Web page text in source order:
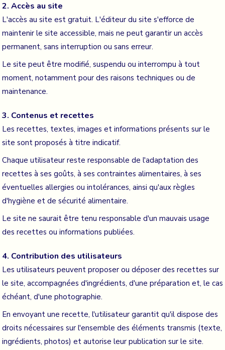
2. Accès au site
L'accès au site est gratuit. L'éditeur du site s'efforce de
maintenir le site accessible, mais ne peut garantir un accès
permanent, sans interruption ou sans erreur.
Le site peut être modifié, suspendu ou interrompu à tout
moment, notamment pour des raisons techniques ou de
maintenance.
3. Contenus et recettes
Les recettes, textes, images et informations présents sur le
site sont proposés à titre indicatif.
Chaque utilisateur reste responsable de l'adaptation des
recettes à ses goûts, à ses contraintes alimentaires, à ses
éventuelles allergies ou intolérances, ainsi qu'aux règles
d'hygiène et de sécurité alimentaire.
Le site ne saurait être tenu responsable d'un mauvais usage
des recettes ou informations publiées.
4. Contribution des utilisateurs
Les utilisateurs peuvent proposer ou déposer des recettes sur
le site, accompagnées d'ingrédients, d'une préparation et, le cas
échéant, d'une photographie.
En envoyant une recette, l'utilisateur garantit qu'il dispose des
droits nécessaires sur l'ensemble des éléments transmis (texte,
ingrédients, photos) et autorise leur publication sur le site.